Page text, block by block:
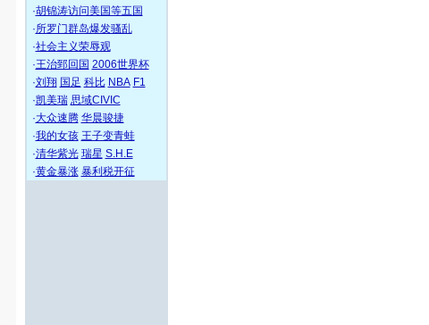
·胡锦涛访问美国等五国
·所罗门群岛爆发骚乱
·社会主义荣辱观
·王治郅回国 2006世界杯
·刘翔 国足 科比 NBA F1
·凯美瑞 思域CIVIC
·大众速腾 华晨骏捷
·我的女孩 王子变青蛙
·清华紫光 瑞星 S.H.E
·黄金暴涨 暴利税开征